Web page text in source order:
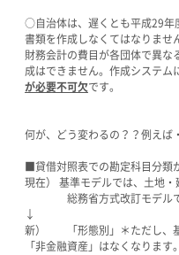
○自治体は、遅くとも平成29年
書類を作成しなくてはなりませ
財務会計の費目が各団体で異
成はできません。作成システム
が必要不可欠です。
何が、どう変わるの？？例えば
■貸借対照表での勘定科目分類
現在） 基準モデルでは、土地・
総務省方式改訂モデルでは
↓
新） 「形態別」＊ただし、基
「非金融資産」はなくなります。